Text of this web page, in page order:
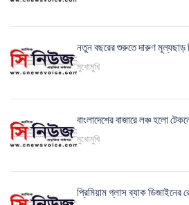
নতুন বছরের শুরুতে দারুণ মূল্যছাড়
মুখোমুখি
বাংলাদেশের বাজারে লঞ্চ হলো
মুখোমুখি
প্রিমিয়াম গ্লাস ব্যাক ডিজাইনের